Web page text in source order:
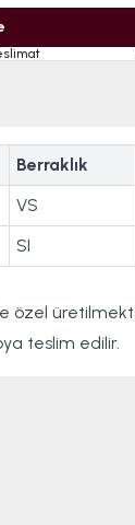
Berraklık
VS
SI
özel
teslim edilir.